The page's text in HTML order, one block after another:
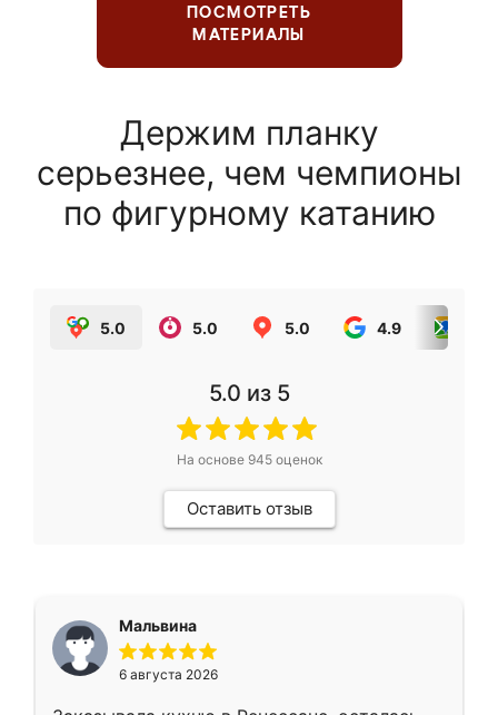
ПОСМОТРЕТЬ
МАТЕРИАЛЫ
Держим планку
серьезнее, чем чемпионы
по фигурному катанию
5.0 5.0 5.0 4.9
5.0 из 5
На основе 945оценок
Оставить отзыв
Мальвина
6 августа 2026